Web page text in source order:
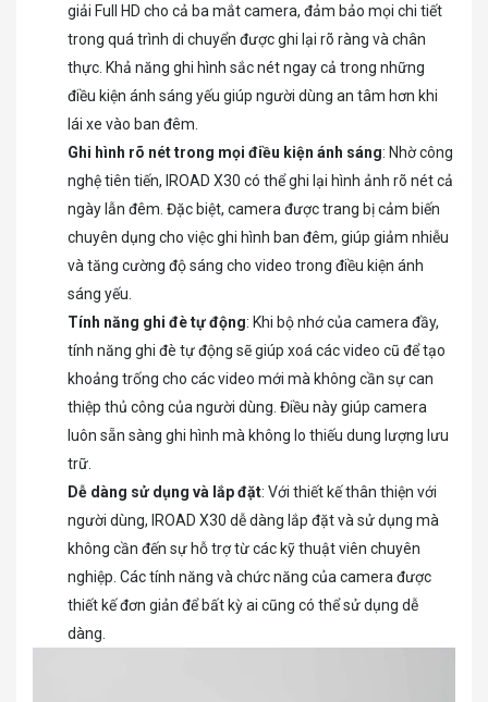
giải Full HD cho cả ba mắt camera, đảm bảo mọi chi tiết
trong quá trình di chuyển được ghi lại rõ ràng và chân
thực. Khả năng ghi hình sắc nét ngay cả trong những
điều kiện ánh sáng yếu giúp người dùng an tâm hơn khi
lái xe vào ban đêm.
Ghi hình rõ nét trong mọi điều kiện ánh sáng: Nhờ công
nghệ tiên tiến, IROAD X30 có thể ghi lại hình ảnh rõ nét cả
ngày lẫn đêm. Đặc biệt, camera được trang bị cảm biến
chuyên dụng cho việc ghi hình ban đêm, giúp giảm nhiễu
và tăng cường độ sáng cho video trong điều kiện ánh
sáng yếu.
Tính năng ghi đè tự động: Khi bộ nhớ của camera đầy,
tính năng ghi đè tự động sẽ giúp xoá các video cũ để tạo
khoảng trống cho các video mới mà không cần sự can
thiệp thủ công của người dùng. Điều này giúp camera
luôn sẵn sàng ghi hình mà không lo thiếu dung lượng lưu
trữ.
Dễ dàng sử dụng và lắp đặt: Với thiết kế thân thiện với
người dùng, IROAD X30 dễ dàng lắp đặt và sử dụng mà
không cần đến sự hỗ trợ từ các kỹ thuật viên chuyên
nghiệp. Các tính năng và chức năng của camera được
thiết kế đơn giản để bất kỳ ai cũng có thể sử dụng dễ
dàng.